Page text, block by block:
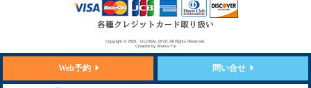
Copyright © 2026 GLOBAL DIVE All Rights Reserved.
Creative by Works-Yui
Web予約 問い合せ